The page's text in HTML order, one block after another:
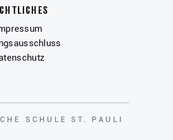
SCHULE ST. PAULI